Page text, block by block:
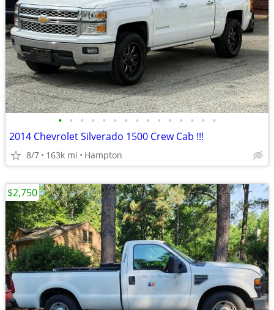
• • • • • • • • • • • • • • •
2014 Chevrolet Silverado 1500 Crew Cab !!!
8/7 163k mi Hampton
$2,750